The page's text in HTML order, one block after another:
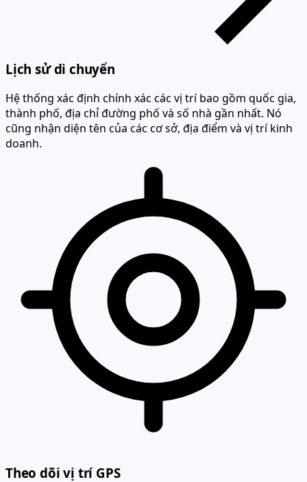
Lịch sử di chuyển
Hệ thống xác định chính xác các vị trí bao gồm quốc gia,
thành phố, địa chỉ đường phố và số nhà gần nhất. Nó
cũng nhận diện tên của các cơ sở, địa điểm và vị trí kinh
doanh.
Theo dõi vị trí GPS